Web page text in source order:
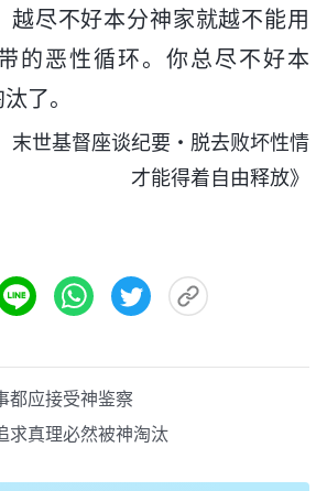
越尽不好本分神家就越不能用
的恶性循环。你总尽不好本
了。
世基督座谈纪要・脱去败坏性情
才能得着自由释放》
应接受神鉴察
真理必然被神淘汰